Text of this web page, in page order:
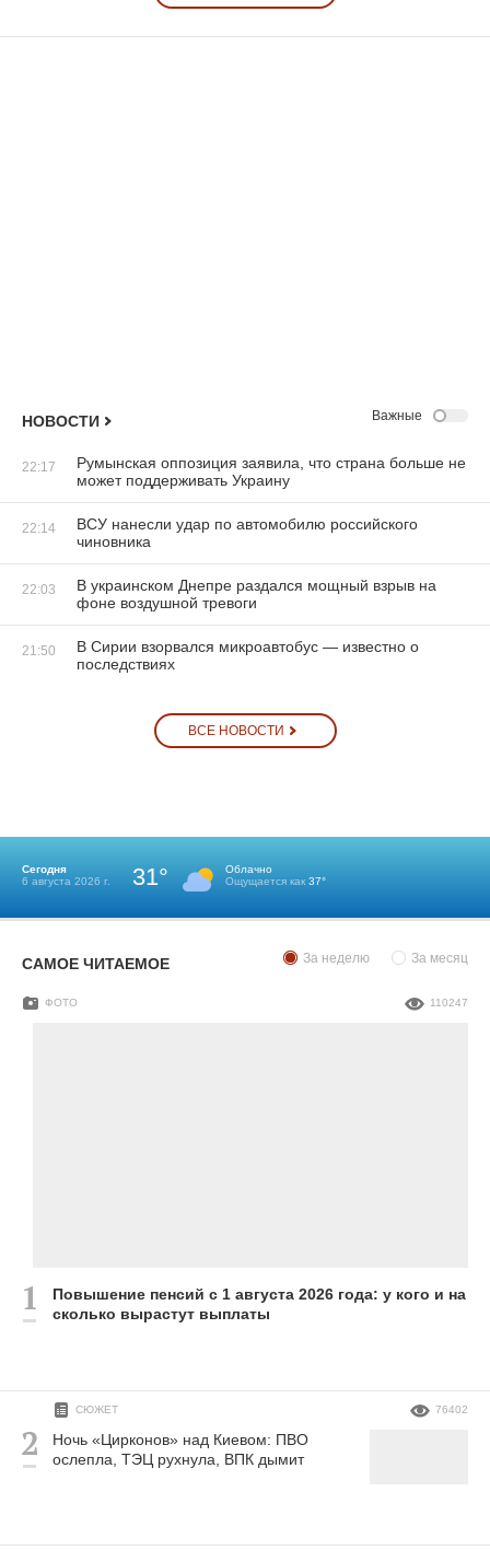
НОВОСТИ Важные
22:17
Румынская оппозиция заявила, что страна больше не
может поддерживать Украину
22:14
ВСУ нанесли удар по автомобилю российского
чиновника
22:03
В украинском Днепре раздался мощный взрыв на
фоне воздушной тревоги
21:50
В Сирии взорвался микроавтобус — известно о
последствиях
ВСЕ НОВОСТИ
Сегодня
6 августа 2026 г.
31°
Облачно
Ощущается как 37°
САМОЕ ЧИТАЕМОЕ За неделю За месяц
Повышение пенсий с 1 августа 2026 года: у кого и на
сколько вырастут выплаты
ФОТО 110247
Ночь «Цирконов» над Киевом: ПВО
ослепла, ТЭЦ рухнула, ВПК дымит
СЮЖЕТ 76402